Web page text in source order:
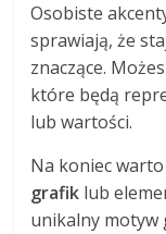
Osobiste
sprawiają, że
znaczące.
które będą
lub wartości.
Na koniec
grafik lub
unikalny motyw